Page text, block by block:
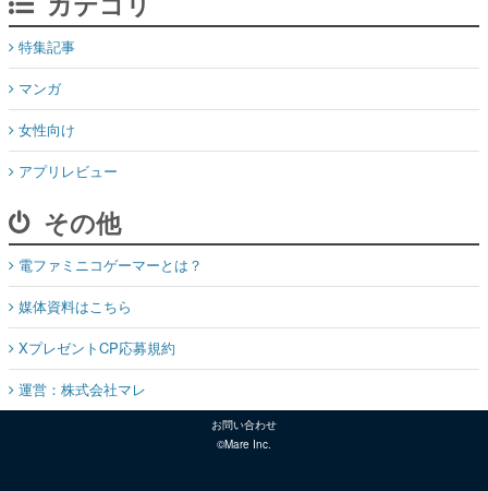
特集記事
マンガ
女性向け
アプリレビュー
その他
電ファミニコゲーマーとは？
媒体資料はこちら
XプレゼントCP応募規約
運営：株式会社マレ
お問い合わせ
©Mare Inc.